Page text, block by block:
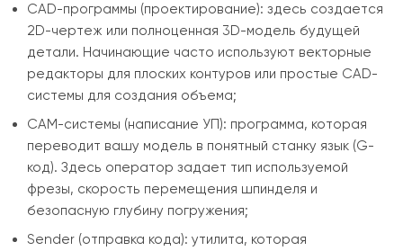
CAD-программы (проектирование): здесь создается
2D-чертеж или полноценная 3D-модель будущей
детали. Начинающие часто используют векторные
редакторы для плоских контуров или простые CAD-
системы для создания объема;
CAM-системы (написание УП): программа, которая
переводит вашу модель в понятный станку язык (G-
код). Здесь оператор задает тип используемой
фрезы, скорость перемещения шпинделя и
безопасную глубину погружения;
Sender (отправка кода): утилита, которая